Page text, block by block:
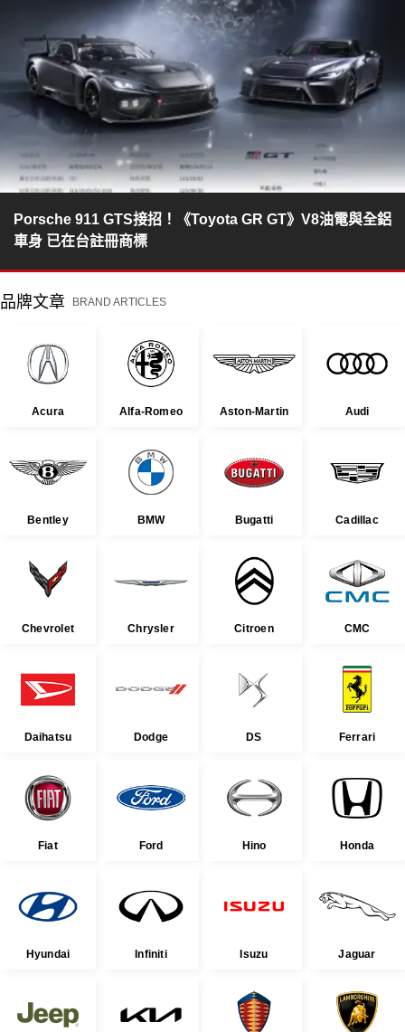
Porsche 911 GTS接招！《Toyota GR GT》V8油電與全鋁
車身 已在台註冊商標
品牌文章 BRAND ARTICLES
Acura Alfa-Romeo Aston-Martin Audi
Bentley BMW Bugatti Cadillac
Chevrolet Chrysler Citroen CMC
Daihatsu Dodge DS Ferrari
Fiat Ford Hino Honda
Hyundai Infiniti Isuzu Jaguar